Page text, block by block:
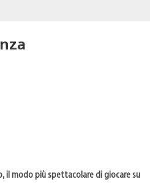
il modo più spettacolare di giocare su